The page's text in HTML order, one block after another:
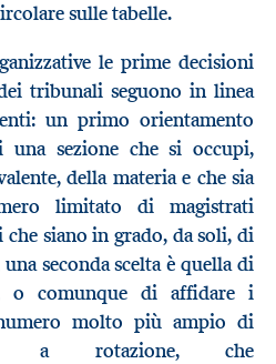
sulle tabelle.
le prime decisioni
tribunali seguono in linea
un primo orientamento
una sezione che si occupi,
della materia e che sia
limitato di magistrati
siano in grado, da soli, di
seconda scelta è quella di
o comunque di affidare i
molto più ampio di
a rotazione, che